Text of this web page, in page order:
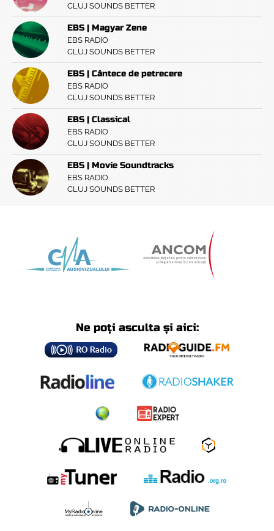
CLUJ SOUNDS BETTER
EBS | Magyar Zene
EBS RADIO
CLUJ SOUNDS BETTER
EBS | Cântece de petrecere
EBS RADIO
CLUJ SOUNDS BETTER
EBS | Classical
EBS RADIO
CLUJ SOUNDS BETTER
EBS | Movie Soundtracks
EBS RADIO
CLUJ SOUNDS BETTER
Ne poți asculta și aici: